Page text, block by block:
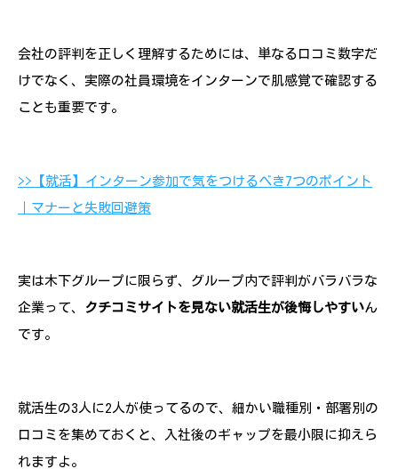
会社の評判を正しく理解するためには、単なる口コミ数字だ
けでなく、実際の社員環境をインターンで肌感覚で確認する
ことも重要です。
>>【就活】インターン参加で気をつけるべき7つのポイント
｜マナーと失敗回避策
実は木下グループに限らず、グループ内で評判がバラバラな
企業って、
クチコミサイトを見ない就活生が後悔しやすいん
です。
就活生の3人に2人が使ってるので、細かい職種別・部署別の
口コミを集めておくと、入社後のギャップを最小限に抑えら
れますよ。